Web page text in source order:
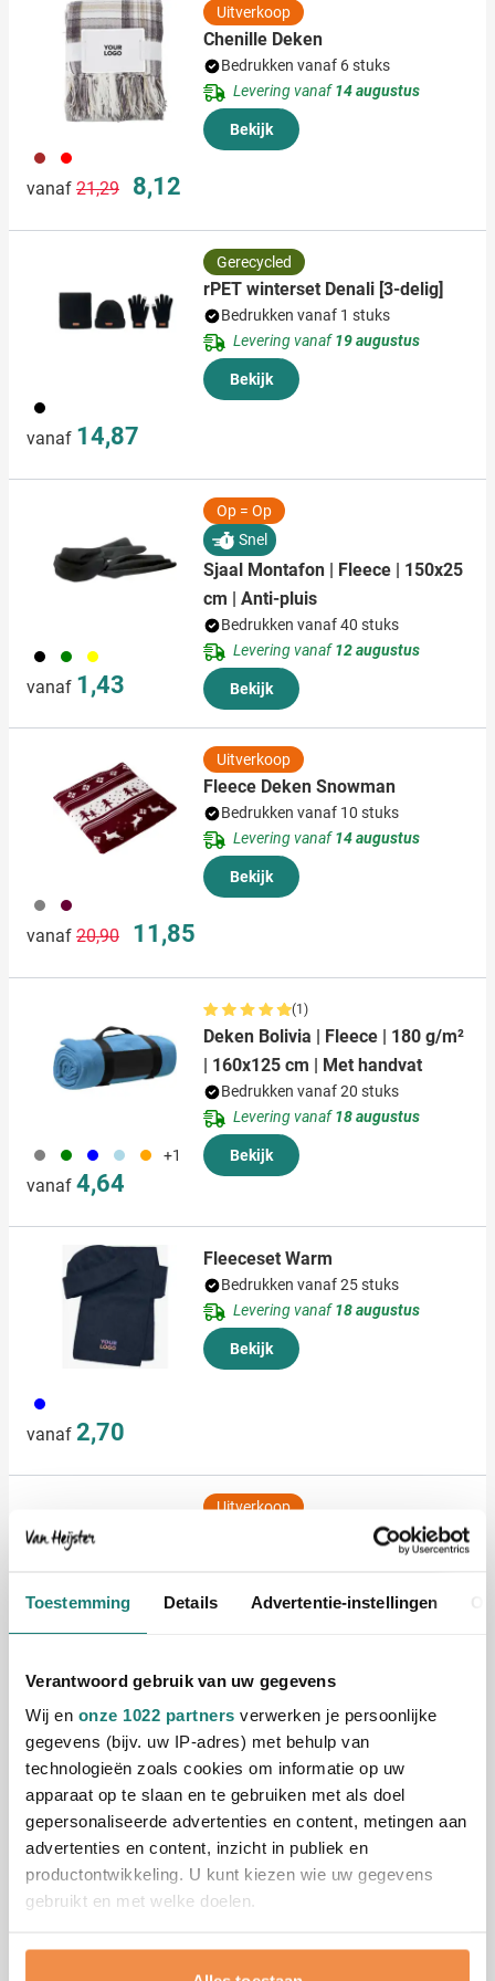
Toestemming Details Advertentie-instellingen
Verantwoord gebruik van uw gegevens
Wij en onze 1022 partners verwerken je persoonlijke
gegevens (bijv. uw IP-adres) met behulp van
technologieën zoals cookies om informatie op uw
apparaat op te slaan en te gebruiken met als doel
gepersonaliseerde advertenties en content, metingen aan
advertenties en content, inzicht in publiek en
productontwikkeling. U kunt kiezen wie uw gegevens
gebruikt en met welke doelen.
Als u het toestaat, willen we ook graag:
011 008
vanaf Normale prijs
21,29 Speciale prijs
8,12
Uitverkoop
Chenille Deken
Bedrukken vanaf 6 stuks
Levering vanaf14 augustus
Bekijk
001
vanaf 14,87
Gerecycled
rPET winterset Denali [3-delig]
Bedrukken vanaf 1 stuks
Levering vanaf19 augustus
Bekijk
001 004 006
vanaf 1,43
Op = Op
Snel
Sjaal Montafon | Fleece | 150x25
cm | Anti-pluis
Bedrukken vanaf 40 stuks
Levering vanaf12 augustus
Bekijk
003 010
vanaf Normale prijs
20,90 Speciale prijs
11,85
Uitverkoop
Fleece Deken Snowman
Bedrukken vanaf 10 stuks
Levering vanaf14 augustus
Bekijk
003 004 005 018 007 +1
vanaf 4,64
(1)
Deken Bolivia | Fleece | 180 g/m²
| 160x125 cm | Met handvat
Bedrukken vanaf 20 stuks
Levering vanaf18 augustus
Bekijk
005
vanaf 2,70
Fleeceset Warm
Bedrukken vanaf 25 stuks
Levering vanaf18 augustus
Bekijk
vanafNormale prijs
21,62 Speciale prijs
8,41
Uitverkoop
064010001166 024+11
Sol's Fleece jacket North heren
Bedrukken vanaf 10 stuks
Levering vanaf
Bekijk